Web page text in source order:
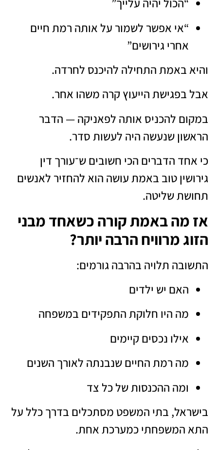
“אי אפשר לשמור על אותה רמת חיים
אחרי גירושים”
והיא באמת התחילה להיכנס לחרדה.
אבל בפגישת הייעוץ קרה משהו אחר.
במקום להכניס אותה לפאניקה — הדבר
הראשון שנעשה היה לעשות סדר.
כי אחד הדברים הכי חשובים ש־עורך דין
גירושין טוב באמת עושה הוא להחזיר לאנשים
תחושת שליטה.
אז מה באמת קורה כשאחד מבני
הזוג מרוויח הרבה יותר?
התשובה תלויה בהרבה גורמים:
האם יש ילדים
מה היו חלוקת התפקידים במשפחה
אילו נכסים קיימים
מה רמת החיים שנבנתה לאורך השנים
ומה ההכנסות של כל צד
בישראל, בתי המשפט מסתכלים בדרך כלל על
התא המשפחתי כמערכת אחת.